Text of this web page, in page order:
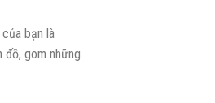
bạn là
gom những